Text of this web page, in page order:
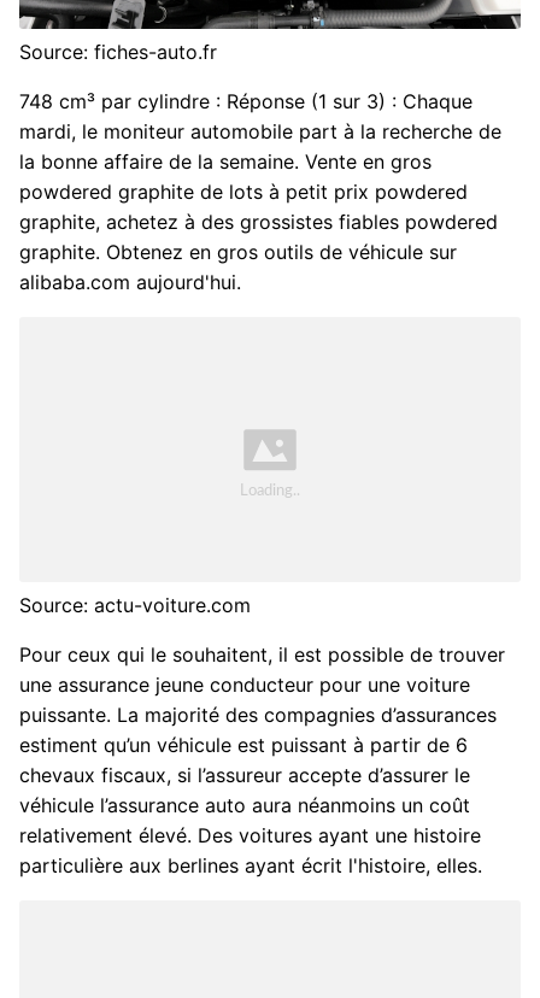
Source: fiches-auto.fr
748 cm³ par cylindre : Réponse (1 sur 3) : Chaque
mardi, le moniteur automobile part à la recherche de
la bonne affaire de la semaine. Vente en gros
powdered graphite de lots à petit prix powdered
graphite, achetez à des grossistes fiables powdered
graphite. Obtenez en gros outils de véhicule sur
alibaba.com aujourd'hui.
Source: actu-voiture.com
Pour ceux qui le souhaitent, il est possible de trouver
une assurance jeune conducteur pour une voiture
puissante. La majorité des compagnies d’assurances
estiment qu’un véhicule est puissant à partir de 6
chevaux fiscaux, si l’assureur accepte d’assurer le
véhicule l’assurance auto aura néanmoins un coût
relativement élevé. Des voitures ayant une histoire
particulière aux berlines ayant écrit l'histoire, elles.